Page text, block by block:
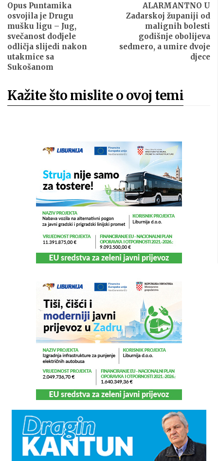
Opus Puntamika
osvojila je Drugu
mušku ligu – Jug,
svečanost dodjele
odličja slijedi nakon
utakmice sa
Sukošanom
ALARMANTNO U
Zadarskoj županiji od
malignih bolesti
godišnje obolijeva
sedmero, a umire dvoje
djece
Kažite što mislite o ovoj temi